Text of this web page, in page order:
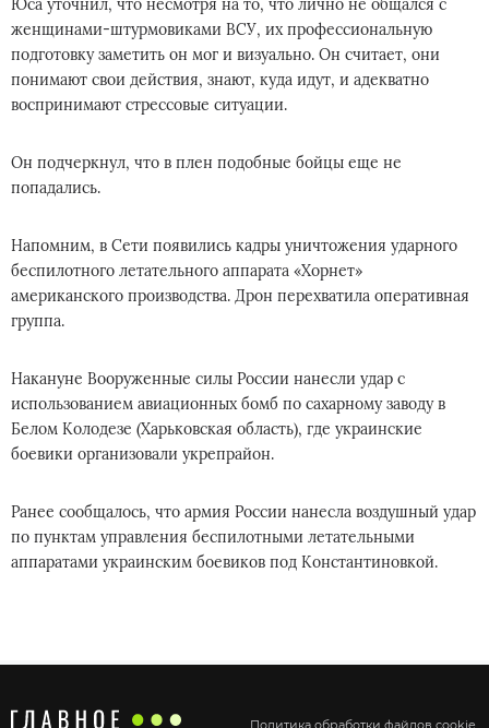
Юса уточнил, что несмотря на то, что лично не общался с
женщинами-штурмовиками ВСУ, их профессиональную
подготовку заметить он мог и визуально. Он считает, они
понимают свои действия, знают, куда идут, и адекватно
воспринимают стрессовые ситуации.
Он подчеркнул, что в плен подобные бойцы еще не
попадались.
Напомним, в Сети появились кадры уничтожения ударного
беспилотного летательного аппарата «Хорнет»
американского производства. Дрон перехватила оперативная
группа.
Накануне Вооруженные силы России нанесли удар с
использованием авиационных бомб по сахарному заводу в
Белом Колодезе (Харьковская область), где украинские
боевики организовали укрепрайон.
Ранее сообщалось, что армия России нанесла воздушный удар
по пунктам управления беспилотными летательными
аппаратами украинским боевиков под Константиновкой.
Политика обработки файлов cookie